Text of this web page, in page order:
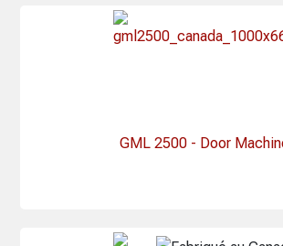
GML 2500 - Door